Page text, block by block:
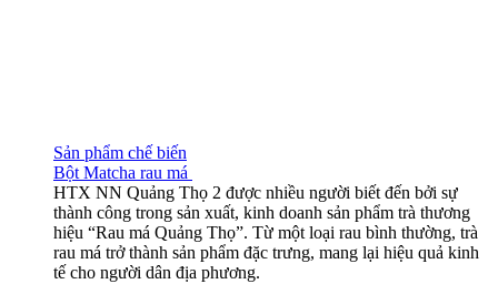
Sản phẩm chế biến
Bột Matcha rau má
HTX NN Quảng Thọ 2 được nhiều người biết đến bởi sự
thành công trong sản xuất, kinh doanh sản phẩm trà thương
hiệu “Rau má Quảng Thọ”. Từ một loại rau bình thường, trà
rau má trở thành sản phẩm đặc trưng, mang lại hiệu quả kinh
tế cho người dân địa phương.